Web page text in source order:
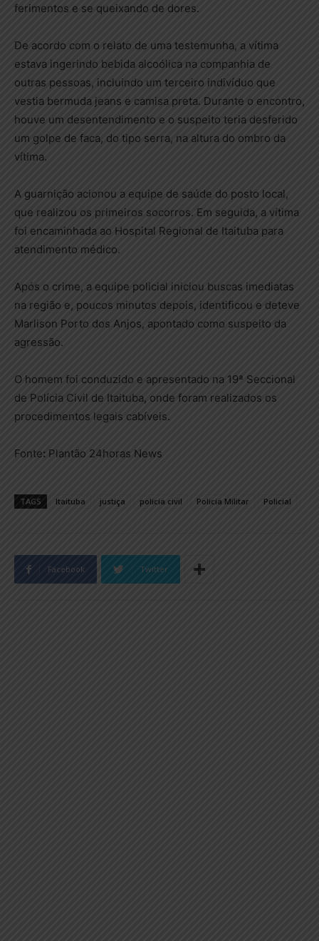
ferimentos e se queixando de dores.
De acordo com o relato de uma testemunha, a vítima
estava ingerindo bebida alcoólica na companhia de
outras pessoas, incluindo um terceiro indivíduo que
vestia bermuda jeans e camisa preta. Durante o encontro,
houve um desentendimento e o suspeito teria desferido
um golpe de faca, do tipo serra, na altura do ombro da
vítima.
A guarnição acionou a equipe de saúde do posto local,
que realizou os primeiros socorros. Em seguida, a vítima
foi encaminhada ao Hospital Regional de Itaituba para
atendimento médico.
Após o crime, a equipe policial iniciou buscas imediatas
na região e, poucos minutos depois, identificou e deteve
Marlison Porto dos Anjos, apontado como suspeito da
agressão.
O homem foi conduzido e apresentado na 19ª Seccional
de Polícia Civil de Itaituba, onde foram realizados os
procedimentos legais cabíveis.
Fonte: Plantão 24horas News
TAGS Itaituba justiça policia civil Policia Militar Policial
Facebook Twitter